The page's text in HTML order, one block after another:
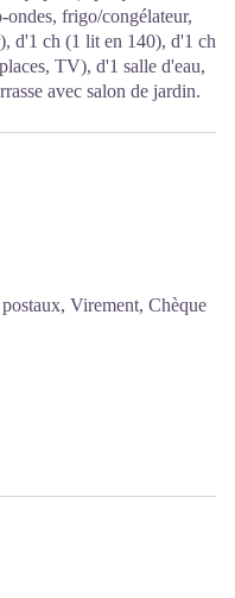
frigo/congélateur,
d'1 ch (1 lit en 140), d'1 ch
TV), d'1 salle d'eau,
avec salon de jardin.
Virement, Chèque